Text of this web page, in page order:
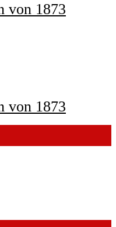
von 1873
von 1873